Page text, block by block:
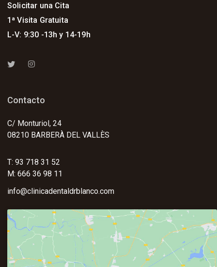
Solicitar una Cita
1ª Visita Gratuita
L-V: 9:30 -13h y 14-19h
Contacto
C/ Monturiol, 24
08210 BARBERÀ DEL VALLÈS
T: 93 718 31 52
M: 666 36 98 11
info@clinicadentaldrblanco.com